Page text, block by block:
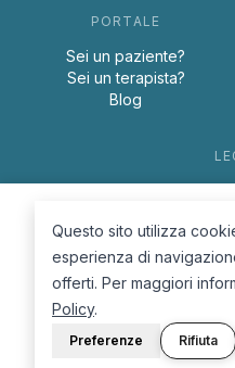
PORTALE
Sei un paziente?
Sei un terapista?
Blog
Questo sito utilizza
esperienza di
offerti. Per maggiori
Policy.
Preferenze Rifiuta